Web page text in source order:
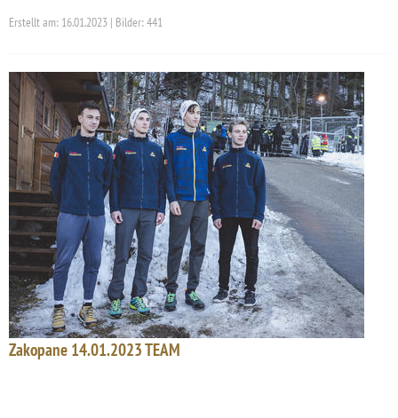
Erstellt am: 16.01.2023 | Bilder: 441
Zakopane 14.01.2023 TEAM